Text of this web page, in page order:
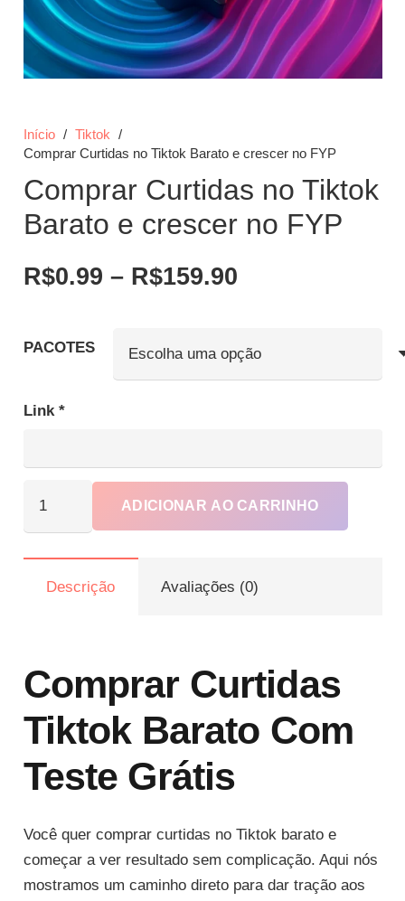
Início / Tiktok /
Comprar Curtidas no Tiktok Barato e crescer no FYP
Comprar Curtidas no Tiktok
Barato e crescer no FYP
R$0.99 – R$159.90Faixa
R$0.99
através
PACOTES
Link *
Curtidas
Barato
no
FYP
quantidade
ADICIONAR AO CARRINHO
Descrição Avaliações (0)
Comprar Curtidas
Tiktok Barato Com
Teste Grátis
Você quer comprar curtidas no Tiktok barato e
começar a ver resultado sem complicação. Aqui nós
mostramos um caminho direto para dar tração aos